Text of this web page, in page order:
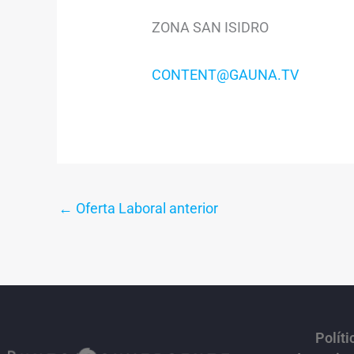
ZONA SAN ISIDRO
CONTENT@GAUNA.TV
← Oferta Laboral anterior